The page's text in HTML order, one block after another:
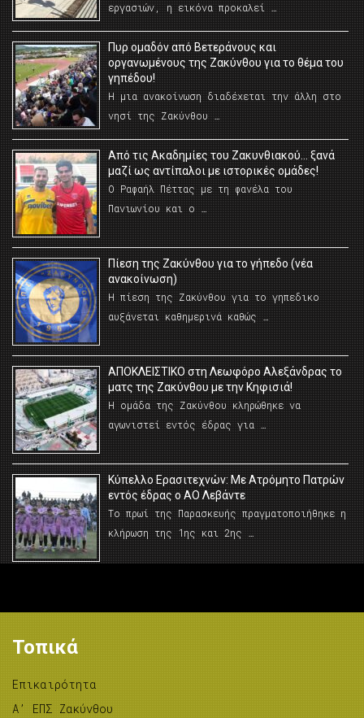
εργασιών, η εικόνα προκαλεί …
Πυρ ομαδόν από Βετεράνους και
οργανωμένους της Ζακύνθου για το θέμα του
γηπέδου!
Η μια ανακοίνωση διαδέχεται την άλλη στο
νησί της Ζακύνθου …
Από τις Ακαδημίες του Ζακυνθιακού… ξανά
μαζί ως αντίπαλοι με ιστορικές ομάδες!
Ο Ραφαήλ Πέττας με τη φανέλα του
Πανιωνίου και ο …
Πίεση της Ζακύνθου για το γήπεδο (νέα
ανακοίνωση)
Η πίεση της Ζακύνθου για το γηπεδικο
αυξάνεται καθημερινά καθώς …
AΠΟΚΛΕΙΣΤΙΚΟ στη Λεωφόρο Αλεξάνδρας το
ματς της Ζακύνθου με την Κηφισιά!
Η ομάδα της Ζακύνθου κληρώθηκε να
αγωνιστεί εντός έδρας για …
Κύπελλο Ερασιτεχνών: Με Ατρόμητο Πατρών
εντός έδρας ο ΑΟ Λεβάντε
Το πρωί της Παρασκευής πραγματοποιήθηκε η
κλήρωση της 1ης και 2ης …
Τοπικά
Επικαιρότητα
A’ ΕΠΣ Ζακύνθου